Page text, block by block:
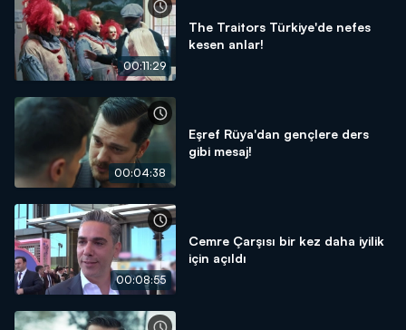
00:11:29
The Traitors Türkiye'de nefes
kesen anlar!
00:04:38
Eşref Rüya'dan gençlere ders
gibi mesaj!
00:08:55
Cemre Çarşısı bir kez daha iyilik
için açıldı